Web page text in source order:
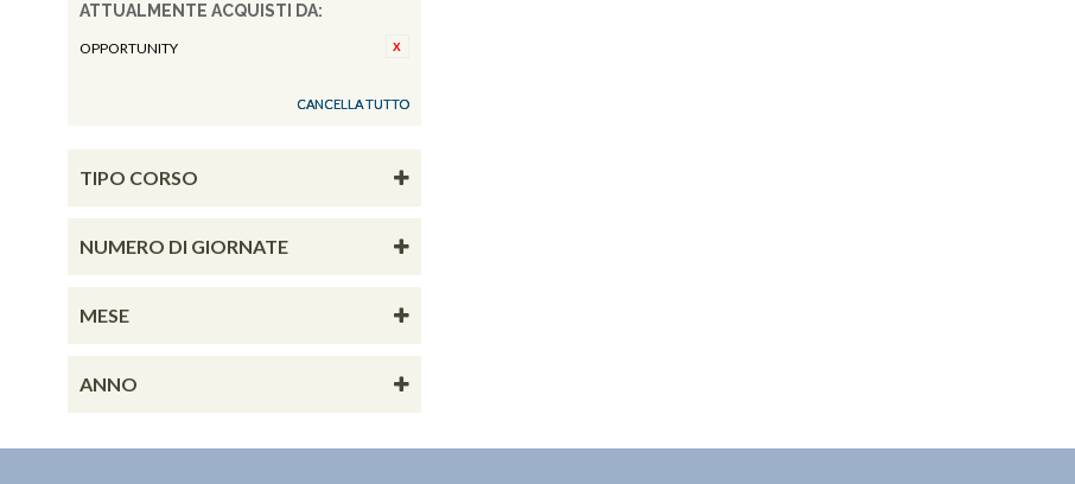
ATTUALMENTE ACQUISTI DA:
OPPORTUNITY
CANCELLA TUTTO
TIPO CORSO
NUMERO DI GIORNATE
MESE
ANNO